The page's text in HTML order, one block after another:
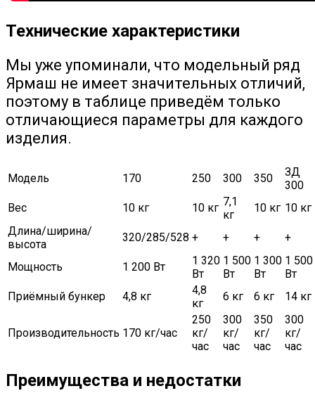
Технические характеристики
Мы уже упоминали, что модельный ряд
Ярмаш не имеет значительных отличий,
поэтому в таблице приведём только
отличающиеся параметры для каждого
изделия.
Модель 170 250 300 350
ЗД
300
Вес
10 кг 10 кг 7,1
кг
10 кг 10 кг
Длина/ширина/
высота
320/285/528 + + + +
Мощность 1 200 Вт
1 320
Вт
1 500
Вт
1 300
Вт
1 500
Вт
Приёмный бункер
4,8 кг
4,8
кг
6 кг 6 кг 14 кг
Производительность 170 кг/час
250
кг/
час
300
кг/
час
350
кг/
час
300
кг/
час
Преимущества и недостатки